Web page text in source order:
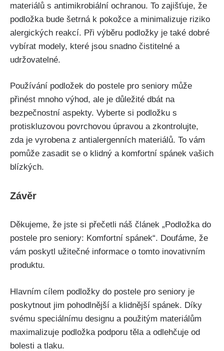
⁣materiálů s antimikrobiální ⁢ochranou. ⁤To zajišťuje, že
podložka bude šetrná ⁤k pokožce a⁣ minimalizuje riziko
⁣alergických reakcí. Při výběru podložky je také dobré
vybírat modely, které jsou snadno​ čistitelné a ​
udržovatelné.
Používání ‌podložek do ⁤postele pro seniory může
přinést mnoho výhod, ale je důležité dbát na
bezpečnostní aspekty. Vyberte si podložku ⁣s
protiskluzovou povrchovou⁢ úpravou​ a zkontrolujte,
zda ‌je vyrobena z antialergenních materiálů. To vám
pomůže zasadit ‌se o klidný a komfortní spánek vašich
blízkých.
Závěr
Děkujeme, že jste si přečetli náš článek „Podložka do
postele pro⁢ seniory: Komfortní spánek“. Doufáme, ⁣že
vám poskytl užitečné ⁢informace o⁢ tomto inovativním⁤
produktu.
Hlavním cílem podložky⁢ do postele pro⁣ seniory je
poskytnout jim pohodlnější a klidnější⁢ spánek. Díky
svému speciálnímu designu a použitým ​materiálům
maximalizuje podložka​ podporu těla a odlehčuje od
bolesti a tlaku.